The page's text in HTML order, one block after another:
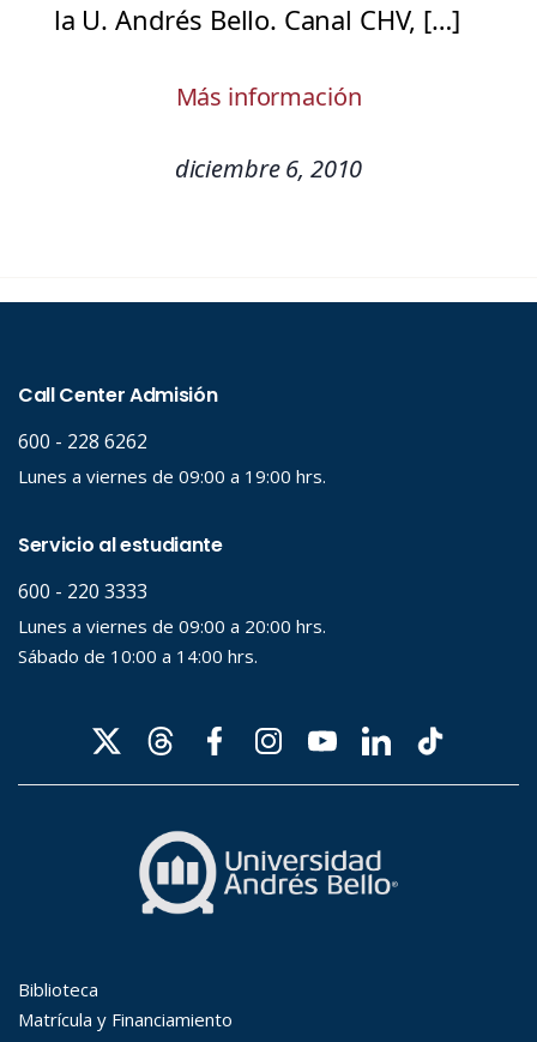
la U. Andrés Bello. Canal CHV, […]
Más información
diciembre 6, 2010